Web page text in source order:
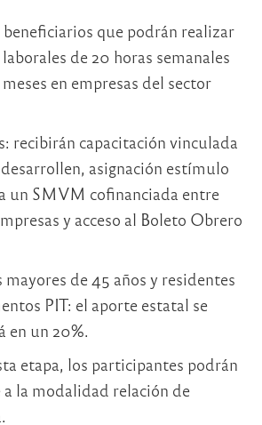
que podrán realizar
de 20 horas semanales
en empresas del sector
recibirán capacitación vinculada
asignación estímulo
un SMVM cofinanciada entre
y acceso al Boleto Obrero
mayores de 45 años y residentes
PIT: el aporte estatal se
en un 20%.
etapa, los participantes podrán
la modalidad relación de